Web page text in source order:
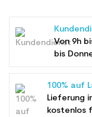
Von 9h
bis
100% auf
Lieferung
kostenlos